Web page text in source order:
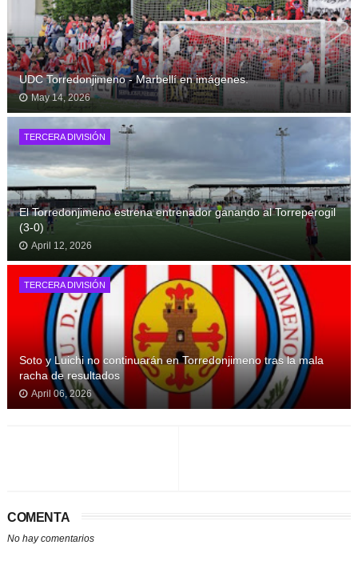
UDC Torredonjimeno - Marbellí en imágenes.
May 14, 2026
TERCERA DIVISIÓN
El Torredonjimeno estrena entrenador ganando al Torreperogil
(3-0)
April 12, 2026
TERCERA DIVISIÓN
Soto y Luichi no continuarán en Torredonjimeno tras la mala
racha de resultados
April 06, 2026
COMENTA
No hay comentarios